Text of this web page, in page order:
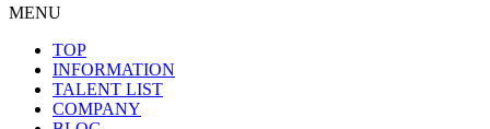
MENU
TOP
INFORMATION
TALENT LIST
COMPANY